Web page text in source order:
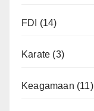
FDI (14)
Karate (3)
Keagamaan (11)